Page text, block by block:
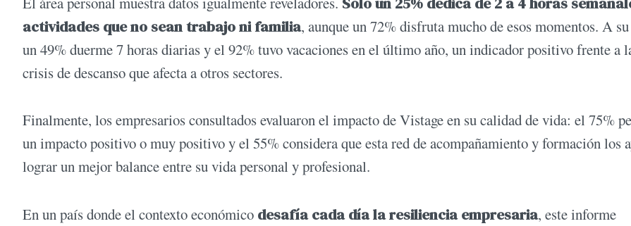
actividades que no sean trabajo ni familia, aunque un 72% disfruta mucho de esos momentos. A
un 49% duerme 7 horas diarias y el 92% tuvo vacaciones en el último año, un indicador positivo frente a
crisis de descanso que afecta a otros sectores.
Finalmente, los empresarios consultados evaluaron el impacto de Vistage en su calidad de vida: el 75%
un impacto positivo o muy positivo y el 55% considera que esta red de acompañamiento y formación los
lograr un mejor balance entre su vida personal y profesional.
En un país donde el contexto económico desafía cada día la resiliencia empresaria, este informe